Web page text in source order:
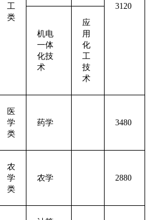
工
类
3120
机电
一体
化技
术
应
用
化
工
技
术
医
学
类
药学 3480
农
学
类
农学 2880